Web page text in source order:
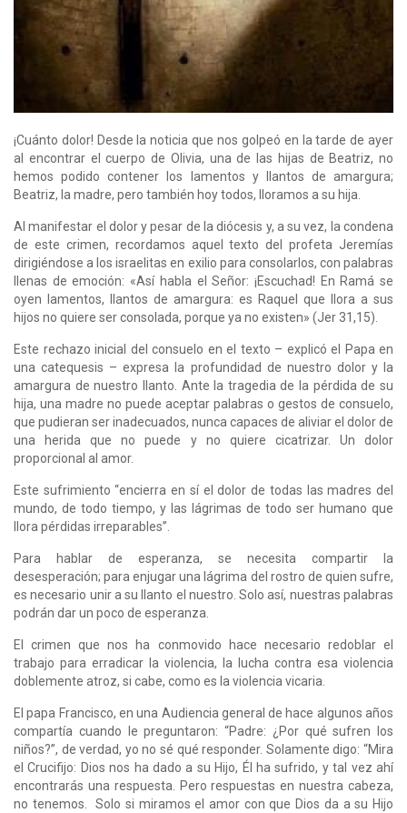
¡Cuánto dolor! Desde la noticia que nos golpeó en la tarde de ayer
al encontrar el cuerpo de Olivia, una de las hijas de Beatriz, no
hemos podido contener los lamentos y llantos de amargura;
Beatriz, la madre, pero también hoy todos, lloramos a su hija.
Al manifestar el dolor y pesar de la diócesis y, a su vez, la condena
de este crimen, recordamos aquel texto del profeta Jeremías
dirigiéndose a los israelitas en exilio para consolarlos, con palabras
llenas de emoción: «Así habla el Señor: ¡Escuchad! En Ramá se
oyen lamentos, llantos de amargura: es Raquel que llora a sus
hijos no quiere ser consolada, porque ya no existen» (Jer 31,15).
Este rechazo inicial del consuelo en el texto – explicó el Papa en
una catequesis – expresa la profundidad de nuestro dolor y la
amargura de nuestro llanto. Ante la tragedia de la pérdida de su
hija, una madre no puede aceptar palabras o gestos de consuelo,
que pudieran ser inadecuados, nunca capaces de aliviar el dolor de
una herida que no puede y no quiere cicatrizar. Un dolor
proporcional al amor.
Este sufrimiento “encierra en sí el dolor de todas las madres del
mundo, de todo tiempo, y las lágrimas de todo ser humano que
llora pérdidas irreparables”.
Para hablar de esperanza, se necesita compartir la
desesperación; para enjugar una lágrima del rostro de quien sufre,
es necesario unir a su llanto el nuestro. Solo así, nuestras palabras
podrán dar un poco de esperanza.
El crimen que nos ha conmovido hace necesario redoblar el
trabajo para erradicar la violencia, la lucha contra esa violencia
doblemente atroz, si cabe, como es la violencia vicaria.
El papa Francisco, en una Audiencia general de hace algunos años
compartía cuando le preguntaron: “Padre: ¿Por qué sufren los
niños?”, de verdad, yo no sé qué responder. Solamente digo: “Mira
el Crucifijo: Dios nos ha dado a su Hijo, Él ha sufrido, y tal vez ahí
encontrarás una respuesta. Pero respuestas en nuestra cabeza,
no tenemos. Solo si miramos el amor con que Dios da a su Hijo